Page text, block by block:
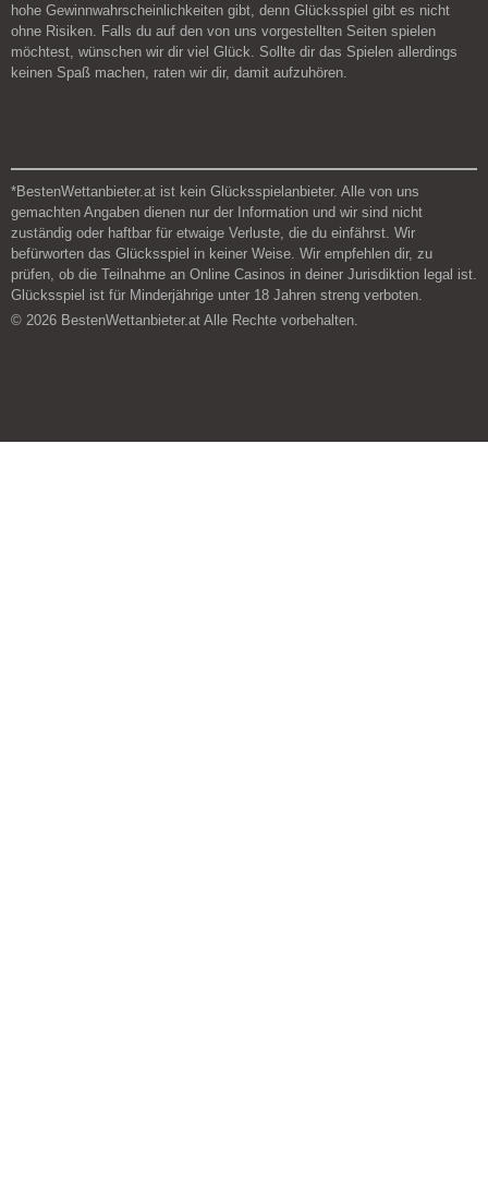
hohe Gewinnwahrscheinlichkeiten gibt, denn Glücksspiel gibt es nicht
ohne Risiken. Falls du auf den von uns vorgestellten Seiten spielen
möchtest, wünschen wir dir viel Glück. Sollte dir das Spielen allerdings
keinen Spaß machen, raten wir dir, damit aufzuhören.
*BestenWettanbieter.at ist kein Glücksspielanbieter. Alle von uns
gemachten Angaben dienen nur der Information und wir sind nicht
zuständig oder haftbar für etwaige Verluste, die du einfährst. Wir
befürworten das Glücksspiel in keiner Weise. Wir empfehlen dir, zu
prüfen, ob die Teilnahme an Online Casinos in deiner Jurisdiktion legal ist.
Glücksspiel ist für Minderjährige unter 18 Jahren streng verboten.
© 2026 BestenWettanbieter.at Alle Rechte vorbehalten.